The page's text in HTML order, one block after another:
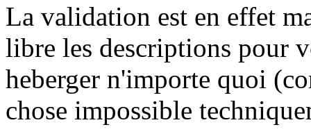
La validation est en effet
libre les descriptions pour
heberger n'importe quoi
chose impossible